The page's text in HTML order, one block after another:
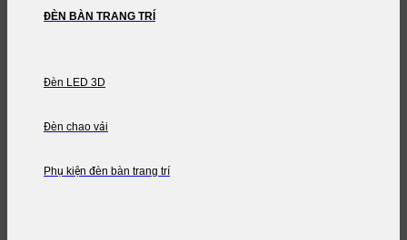
ĐÈN BÀN TRANG TRÍ
Đèn LED 3D
Đèn chao vải
Phụ kiện đèn bàn trang trí